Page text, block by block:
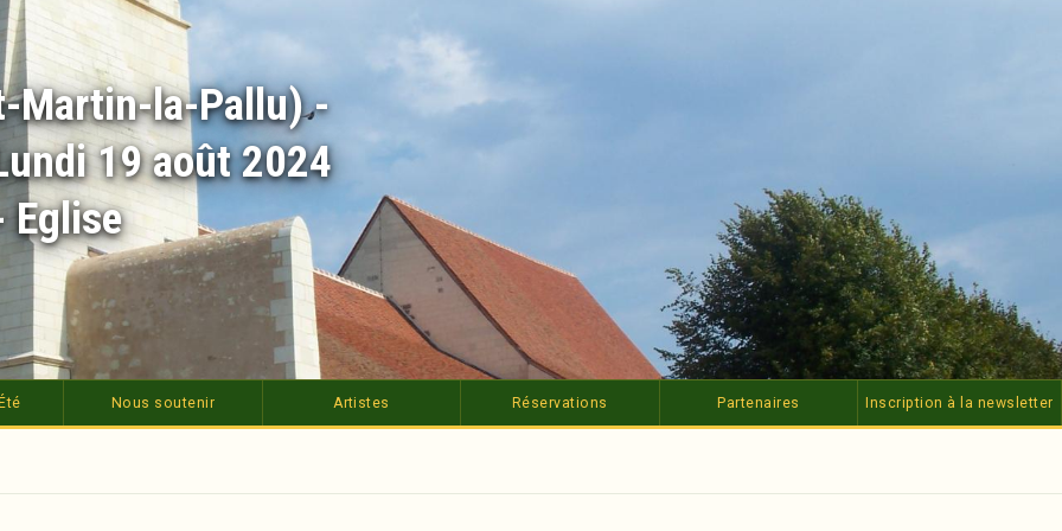
Nous soutenir Artistes Réservations Partenaires Inscription à la newsletter
Martin-la-Pallu) -
19 août 2024
Eglise